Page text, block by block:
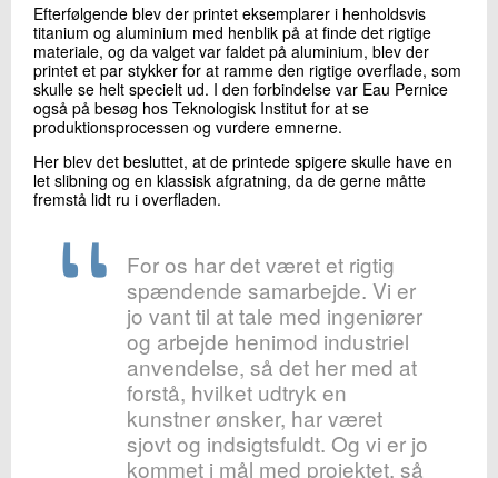
Efterfølgende blev der printet eksemplarer i henholdsvis
titanium og aluminium med henblik på at finde det rigtige
materiale, og da valget var faldet på aluminium, blev der
printet et par stykker for at ramme den rigtige overflade, som
skulle se helt specielt ud. I den forbindelse var Eau Pernice
også på besøg hos Teknologisk Institut for at se
produktionsprocessen og vurdere emnerne.
Her blev det besluttet, at de printede spigere skulle have en
let slibning og en klassisk afgratning, da de gerne måtte
fremstå lidt ru i overfladen.
For os har det været et rigtig
spændende samarbejde. Vi er
jo vant til at tale med ingeniører
og arbejde henimod industriel
anvendelse, så det her med at
forstå, hvilket udtryk en
kunstner ønsker, har været
sjovt og indsigtsfuldt. Og vi er jo
kommet i mål med projektet, så